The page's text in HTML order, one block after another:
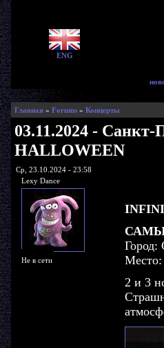
ENG
Главная» Forums» Концерты
03.11.2024 -
HALLOWEEN
Ср, 23.10.2024 - 23:58
Lexy Dance
Не в сети
Город:
Место:
2 и 3